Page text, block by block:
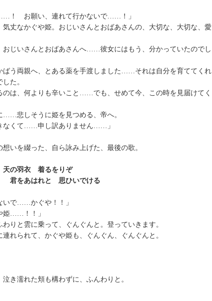
……！ お願い、連れて行かないで……！」
丈なかぐや姫。おじいさんとおばあさんの、大切な、大切な、愛
じいさんとおばあさんへ……彼女にはもう、分かっていたのでし
う両親へ、とある薬を手渡しました……それは自分を育ててくれ
た。
は、何よりも辛いこと……でも、せめて今、この時を見届けてく
悲しそうに姫を見つめる、帝へ。
なくて……申し訳ありません……」
いを綴った、自ら詠み上げた、最後の歌。
天の羽衣 着るをりぞ
はれと 思ひいでける
いで……かぐや！！」
姫……！！」
りと雲に乗って、ぐんぐんと。登っていきます。
れられて、かぐや姫も、ぐんぐん、ぐんぐんと。
き濡れた頬も構わずに、ふんわりと。